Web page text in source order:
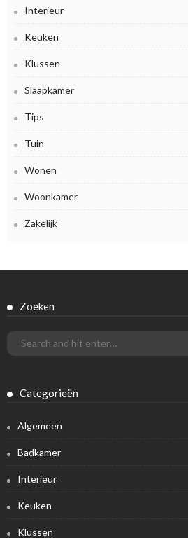
Interieur
Keuken
Klussen
Slaapkamer
Tips
Tuin
Wonen
Woonkamer
Zakelijk
Zoeken
Categorieën
Algemeen
Badkamer
Interieur
Keuken
Klussen